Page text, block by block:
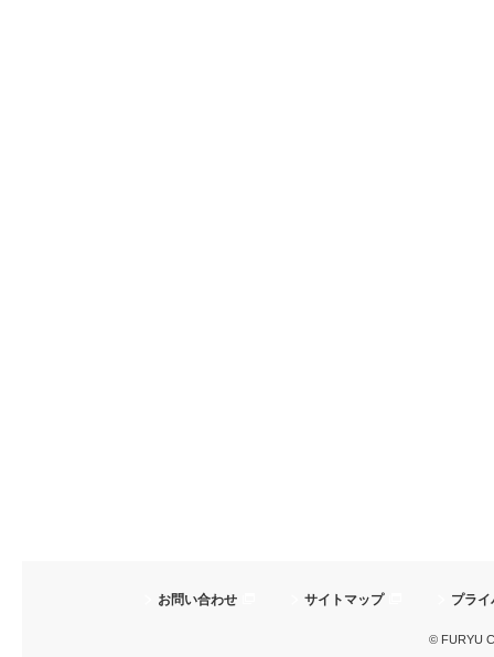
お問い合わせ サイトマップ プラ
© FURYU